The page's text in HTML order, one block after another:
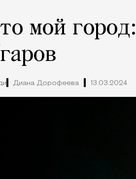
мой
Диана Дорофеева 13.03.2024